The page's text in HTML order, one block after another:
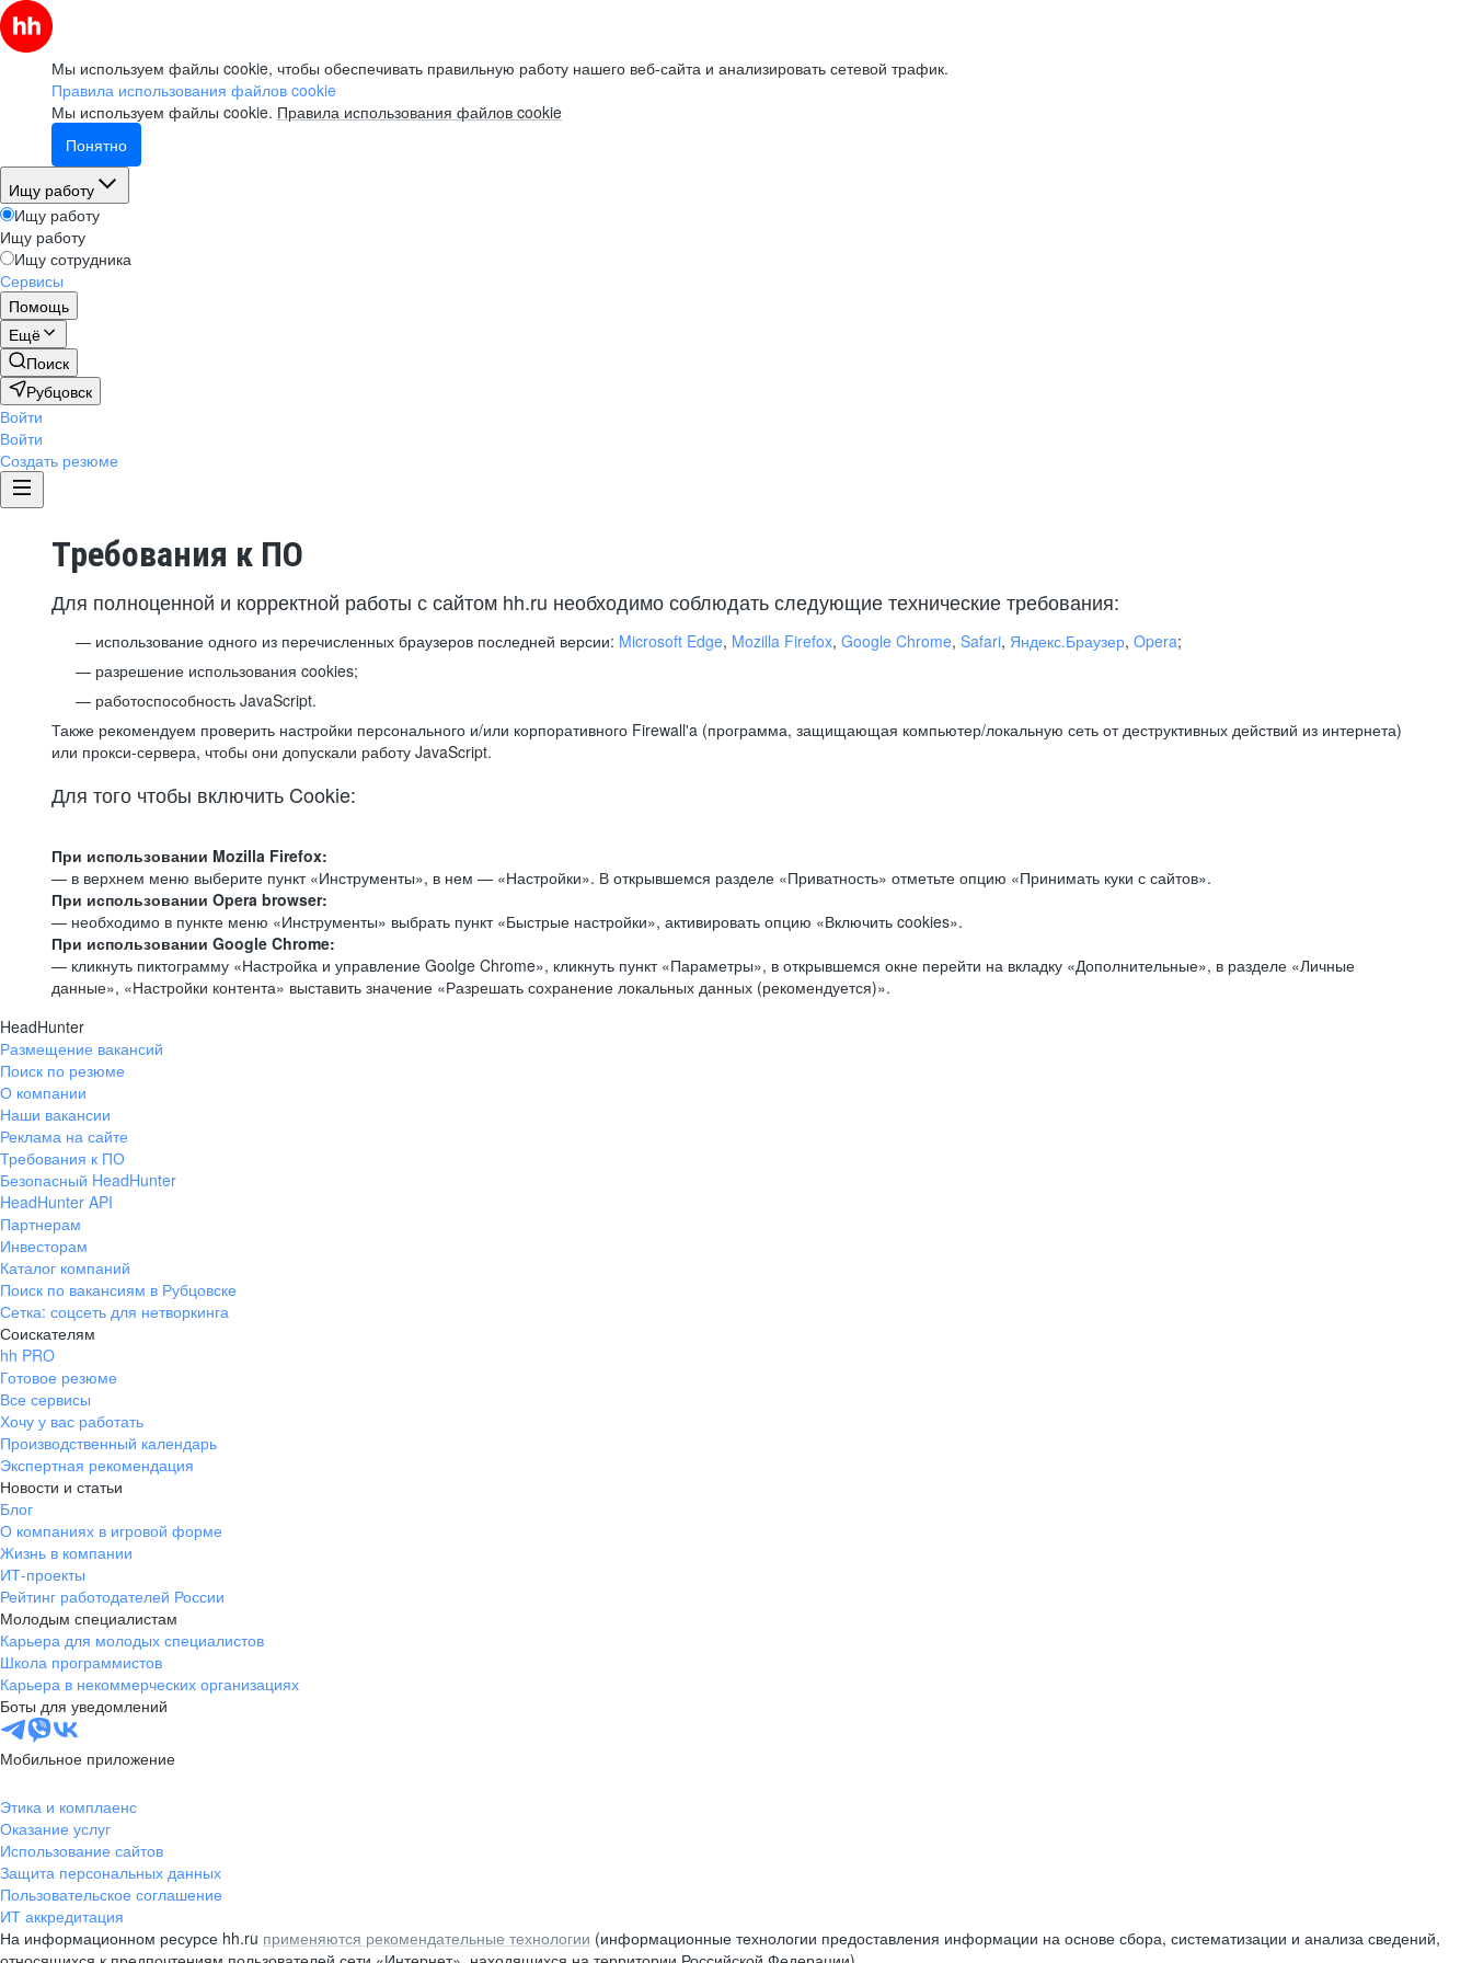
Мы используем файлы cookie, чтобы обеспечивать правильную работу нашего веб-сайта и анализировать сетевой трафик.
Правила использования файлов cookie
Мы используем файлы cookie. Правила использования файлов cookie
Понятно
Ищу работу
Ищу работу
Ищу работу
Ищу сотрудника
Сервисы
Помощь
Ещё
Поиск
Рубцовск
Войти
Войти
Создать резюме
Требования к ПО
Для полноценной и корректной работы с сайтом hh.ru необходимо соблюдать следующие технические требования:
использование одного из перечисленных браузеров последней версии: Microsoft Edge, Mozilla Firefox, Google Chrome, Safari, Яндекс.Браузер, Opera;
разрешение использования cookies;
работоспособность JavaScript.
Также рекомендуем проверить настройки персонального и/или корпоративного Firewall'a (программа, защищающая компьютер/локальную сеть от деструктивных действий из интернета)
или прокси-сервера, чтобы они допускали работу JavaScript.
Для того чтобы включить Cookie:
При использовании Mozilla Firefox:
— в верхнем меню выберите пункт «Инструменты», в нем — «Настройки». В открывшемся разделе «Приватность» отметьте опцию «Принимать куки с сайтов».
При использовании Opera browser:
— необходимо в пункте меню «Инструменты» выбрать пункт «Быстрые настройки», активировать опцию «Включить cookies».
При использовании Google Chrome:
— кликнуть пиктограмму «Настройка и управление Goolge Chrome», кликнуть пункт «Параметры», в открывшемся окне перейти на вкладку «Дополнительные», в разделе «Личные
данные», «Настройки контента» выставить значение «Разрешать сохранение локальных данных (рекомендуется)».
HeadHunter
Размещение вакансий
Поиск по резюме
О компании
Наши вакансии
Реклама на сайте
Требования к ПО
Безопасный HeadHunter
HeadHunter API
Партнерам
Инвесторам
Каталог компаний
Поиск по вакансиям в Рубцовске
Сетка: соцсеть для нетворкинга
Соискателям
hh PRO
Готовое резюме
Все сервисы
Хочу у вас работать
Производственный календарь
Экспертная рекомендация
Новости и статьи
Блог
О компаниях в игровой форме
Жизнь в компании
ИТ-проекты
Рейтинг работодателей России
Молодым специалистам
Карьера для молодых специалистов
Школа программистов
Карьера в некоммерческих организациях
Боты для уведомлений
Мобильное приложение
Этика и комплаенс
Оказание услуг
Использование сайтов
Защита персональных данных
Пользовательское соглашение
ИТ аккредитация
На информационном ресурсе hh.ru применяются рекомендательные технологии (информационные технологии предоставления информации на основе сбора, систематизации и анализа сведений,